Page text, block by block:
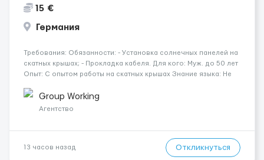
15 €
Германия
Требования: Обязанности: - Установка солнечных панелей на
скатных крышах; - Прокладка кабеля. Для кого: Муж. до 50 лет
Опыт: С опытом работы на скатных крышах Знание языка: Не
Германия, Буцбах Условия...
Group Working
Агентство
13 часов назад Откликнуться